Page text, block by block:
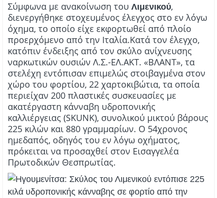
Σύμφωνα με ανακοίνωση του Λιμενικού,
διενεργήθηκε στοχευμένος έλεγχος στο εν λόγω
όχημα, το οποίο είχε εκφορτωθεί από πλοίο
προερχόμενο από την Ιταλία.Κατά τον έλεγχο,
κατόπιν ένδειξης από τον σκύλο ανίχνευσης
ναρκωτικών ουσιών Λ.Σ.-ΕΛ.ΑΚΤ. «ΒΛΑΝΤ», τα
στελέχη εντόπισαν επιμελώς στοιβαγμένα στον
χώρο του φορτίου, 22 χαρτοκιβώτια, τα οποία
περιείχαν 200 πλαστικές συσκευασίες με
ακατέργαστη κάνναβη υδροπονικής
καλλιέργειας (SKUNK), συνολικού μικτού βάρους
225 κιλών και 880 γραμμαρίων. Ο 54χρονος
ημεδαπός, οδηγός του εν λόγω οχήματος,
πρόκειται να προσαχθεί στον Εισαγγελέα
Πρωτοδικών Θεσπρωτίας.